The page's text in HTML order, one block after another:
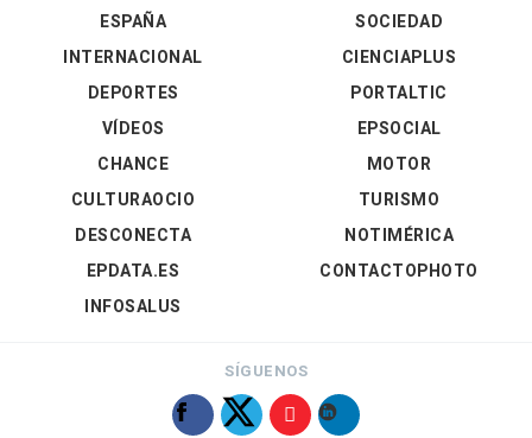
ESPAÑA
INTERNACIONAL
DEPORTES
VÍDEOS
SOCIEDAD
CIENCIAPLUS
PORTALTIC
EPSOCIAL
CHANCE
CULTURAOCIO
DESCONECTA
EPDATA.ES
INFOSALUS
MOTOR
TURISMO
NOTIMÉRICA
CONTACTOPHOTO
SÍGUENOS